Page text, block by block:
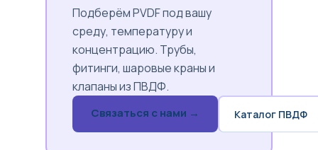
Подберём PVDF под вашу
среду, температуру и
концентрацию. Трубы,
фитинги, шаровые краны и
клапаны из ПВДФ.
Связаться с нами → Каталог ПВДФ